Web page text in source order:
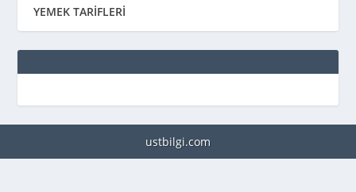
YEMEK TARİFLERİ
ustbilgi.com